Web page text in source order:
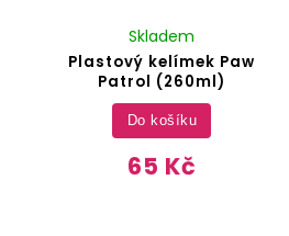
Plastový kelímek Paw
Patrol (260ml)
Skladem
65 Kč
Do košíku